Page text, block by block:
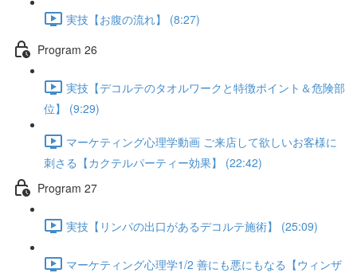
実技【お腹の流れ】 (8:27)
Program 26
実技【デコルテのタオルワークと特徴ポイント＆危険部
位】 (9:29)
マーケティング心理学動画 ご来店して欲しいお客様に
刺さる【カクテルパーティー効果】 (22:42)
Program 27
実技【リンパの出口があるデコルテ施術】 (25:09)
マーケティング心理学1/2 善にも悪にもなる【ウィンザ